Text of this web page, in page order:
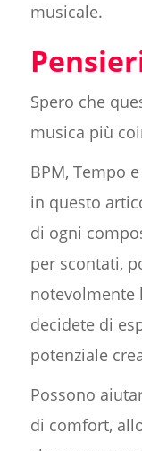
musicale.
Spero che
musica più
BPM, Tempo
in questo
di ogni
per scontati,
notevolmente
decidete di
potenziale
Possono
di comfort,